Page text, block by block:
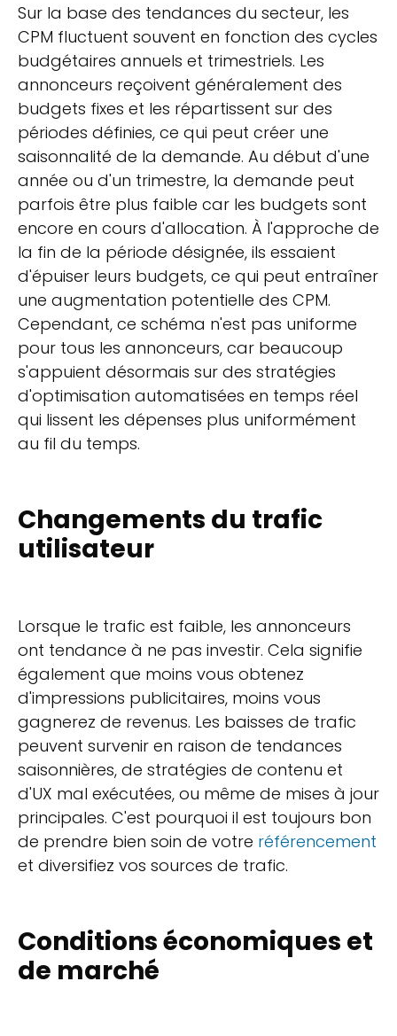
Sur la base des tendances du secteur, les
CPM fluctuent souvent en fonction des cycles
budgétaires annuels et trimestriels. Les
annonceurs reçoivent généralement des
budgets fixes et les répartissent sur des
périodes définies, ce qui peut créer une
saisonnalité de la demande. Au début d'une
année ou d'un trimestre, la demande peut
parfois être plus faible car les budgets sont
encore en cours d'allocation. À l'approche de
la fin de la période désignée, ils essaient
d'épuiser leurs budgets, ce qui peut entraîner
une augmentation potentielle des CPM.
Cependant, ce schéma n'est pas uniforme
pour tous les annonceurs, car beaucoup
s'appuient désormais sur des stratégies
d'optimisation automatisées en temps réel
qui lissent les dépenses plus uniformément
au fil du temps.
Changements du trafic
utilisateur
Lorsque le trafic est faible, les annonceurs
ont tendance à ne pas investir. Cela signifie
également que moins vous obtenez
d'impressions publicitaires, moins vous
gagnerez de revenus. Les baisses de trafic
peuvent survenir en raison de tendances
saisonnières, de stratégies de contenu et
d'UX mal exécutées, ou même de mises à jour
principales. C'est pourquoi il est toujours bon
de prendre bien soin de votre référencement
et diversifiez vos sources de trafic.
Conditions économiques et
de marché